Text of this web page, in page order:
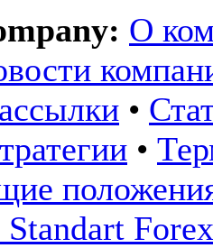
О
•
•
Forex